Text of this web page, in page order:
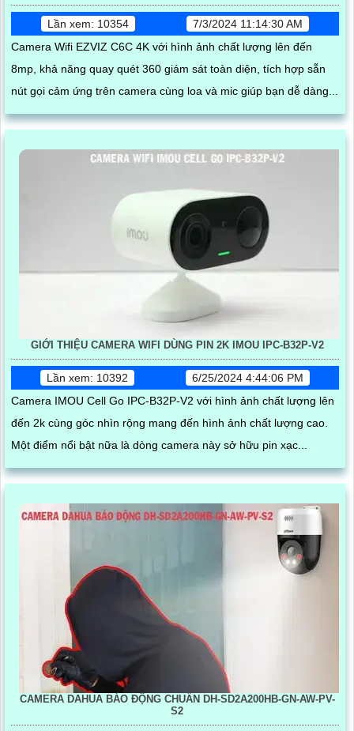
Lần xem: 10354
7/3/2024 11:14:30 AM
Camera Wifi EZVIZ C6C 4K với hình ảnh chất lượng lên đến
8mp, khả năng quay quét 360 giám sát toàn diện, tích hợp sẵn
nút gọi cảm ứng trên camera cùng loa và mic giúp bạn dễ dàng...
GIỚI THIỆU CAMERA WIFI DÙNG PIN 2K IMOU IPC-B32P-V2
Lần xem: 10392
6/25/2024 4:44:06 PM
Camera IMOU Cell Go IPC-B32P-V2 với hình ảnh chất lượng lên
đến 2k cùng góc nhìn rộng mang đến hình ảnh chất lượng cao.
Một điểm nổi bật nữa là dòng camera này sở hữu pin xạc...
CAMERA DAHUA BÁO ĐỘNG CHUẨN DH-SD2A200HB-GN-AW-PV-
S2